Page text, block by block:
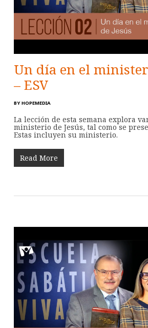
Un día en el
– ESV
BY HOPEMEDIA
La lección de esta semana explora
ministerio de Jesús, tal como se
Estas incluyen su ministerio.
Read More